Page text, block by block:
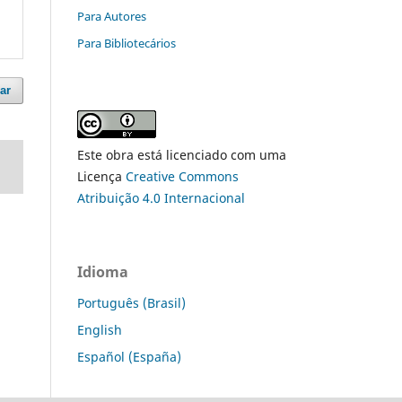
Para Autores
Para Bibliotecários
Este obra está licenciado com uma
Licença Creative Commons
Atribuição 4.0 Internacional
Idioma
Português (Brasil)
English
Español (España)